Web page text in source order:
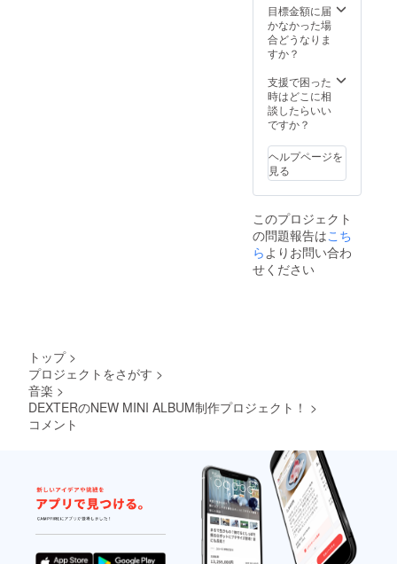
目標金額に届
かなかった場
合どうなりま
すか？
支援で困った
時はどこに相
談したらいい
ですか？
ヘルプページを
見る
このプロジェクト
の問題報告はこち
らよりお問い合わ
せください
トップ >
プロジェクトをさがす >
音楽 >
DEXTERのNEW MINI ALBUM制作プロジェクト！ >
コメント